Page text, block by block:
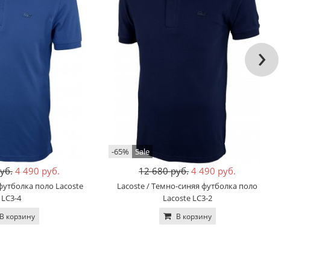
4 490 руб.
поло Lacoste
LC3-4
В корзину
-65% Sale
12 680 руб. 4 490 руб.
Lacoste / Темно-синяя футболка поло
Lacoste LC3-2
В корзину
›